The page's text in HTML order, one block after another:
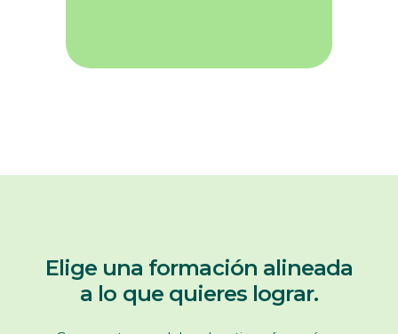
Elige una formación alineada
a lo que quieres lograr.